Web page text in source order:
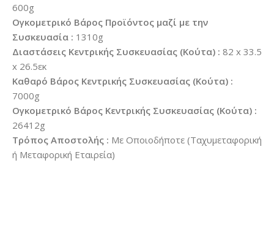
600g
Ογκομετρικό Βάρος Προϊόντος μαζί με την
Συσκευασία : 1310g
Διαστάσεις Κεντρικής Συσκευασίας (Κούτα) : 82 x 33.5
x 26.5εκ
Καθαρό Βάρος Κεντρικής Συσκευασίας (Κούτα) :
7000g
Ογκομετρικό Βάρος Κεντρικής Συσκευασίας (Κούτα) :
26412g
Τρόπος Αποστολής : Με Οποιοδήποτε (Ταχυμεταφορική
ή Μεταφορική Εταιρεία)